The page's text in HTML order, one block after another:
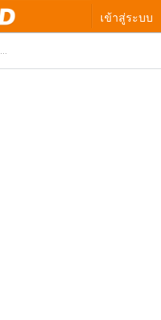
เข้าสู่ระบบ